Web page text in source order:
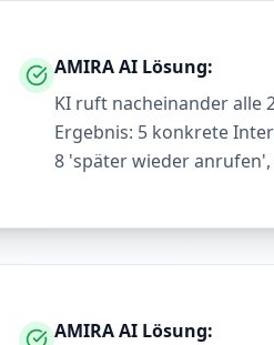
AMIRA AI Lösung:
KI ruft nacheinander alle
Ergebnis: 5 konkrete
8 'später wieder
AMIRA AI Lösung: